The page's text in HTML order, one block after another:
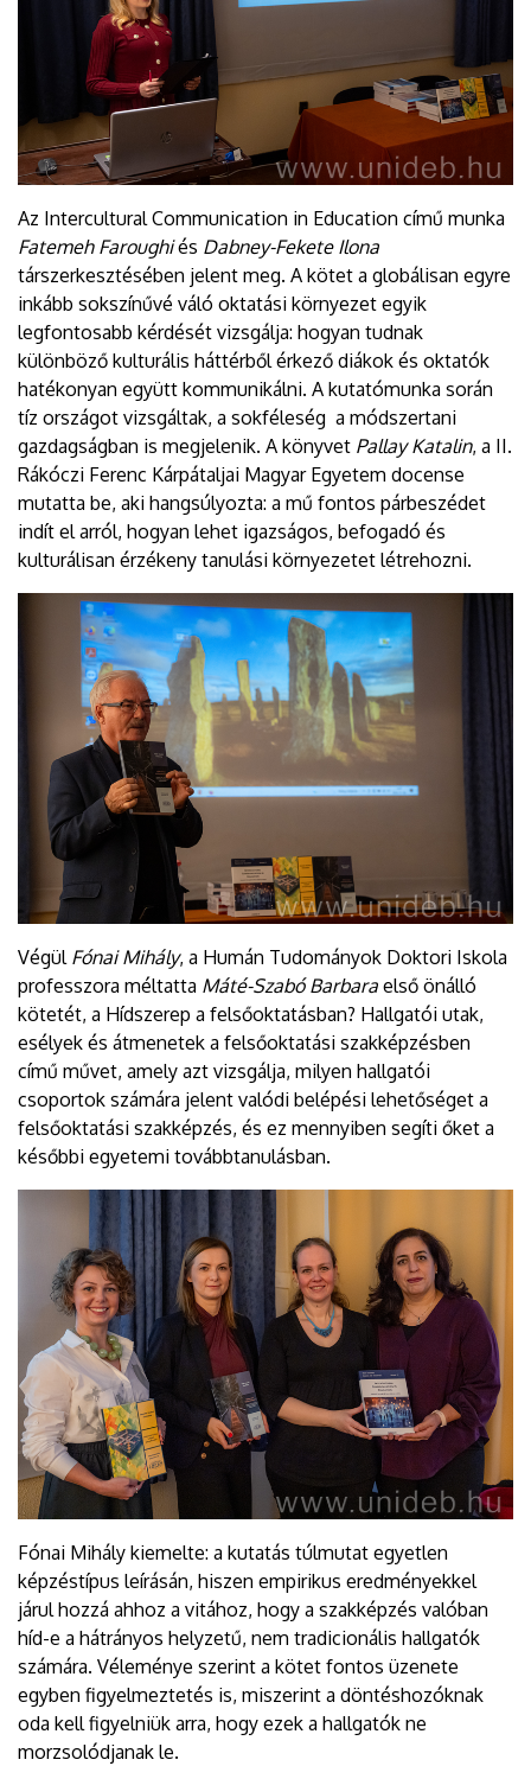
Az Intercultural Communication in Education című munka
Fatemeh Faroughiés Dabney-Fekete Ilona
társzerkesztésében jelent meg. A kötet a globálisan egyre
inkább sokszínűvé váló oktatási környezet egyik
legfontosabb kérdését vizsgálja: hogyan tudnak
különböző kulturális háttérből érkező diákok és oktatók
hatékonyan együtt kommunikálni. A kutatómunka során
tíz országot vizsgáltak, a sokféleség a módszertani
gazdagságban is megjelenik. A könyvet Pallay Katalin, a II.
Rákóczi Ferenc Kárpátaljai Magyar Egyetem docense
mutatta be, aki hangsúlyozta: a mű fontos párbeszédet
indít el arról, hogyan lehet igazságos, befogadó és
kulturálisan érzékeny tanulási környezetet létrehozni.
Végül Fónai Mihály, a Humán Tudományok Doktori Iskola
professzora méltatta Máté-Szabó Barbara első önálló
kötetét, a Hídszerep a felsőoktatásban? Hallgatói utak,
esélyek és átmenetek a felsőoktatási szakképzésben
című művet, amely azt vizsgálja, milyen hallgatói
csoportok számára jelent valódi belépési lehetőséget a
felsőoktatási szakképzés, és ez mennyiben segíti őket a
későbbi egyetemi továbbtanulásban.
Fónai Mihály kiemelte: a kutatás túlmutat egyetlen
képzéstípus leírásán, hiszen empirikus eredményekkel
járul hozzá ahhoz a vitához, hogy a szakképzés valóban
híd-e a hátrányos helyzetű, nem tradicionális hallgatók
számára. Véleménye szerint a kötet fontos üzenete
egyben figyelmeztetés is, miszerint a döntéshozóknak
oda kell figyelniük arra, hogy ezek a hallgatók ne
morzsolódjanak le.